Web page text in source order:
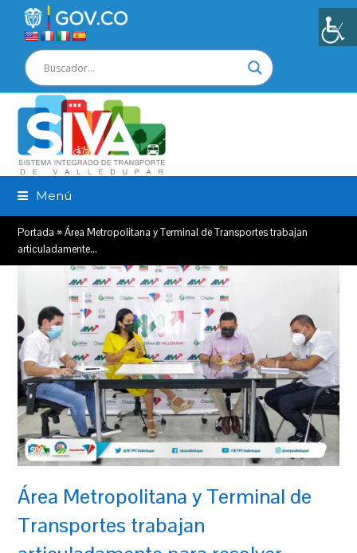
Menú
Portada »Área Metropolitana y Terminal de Transportes trabajan
articuladamente…
Área Metropolitana y Terminal de
Transportes trabajan